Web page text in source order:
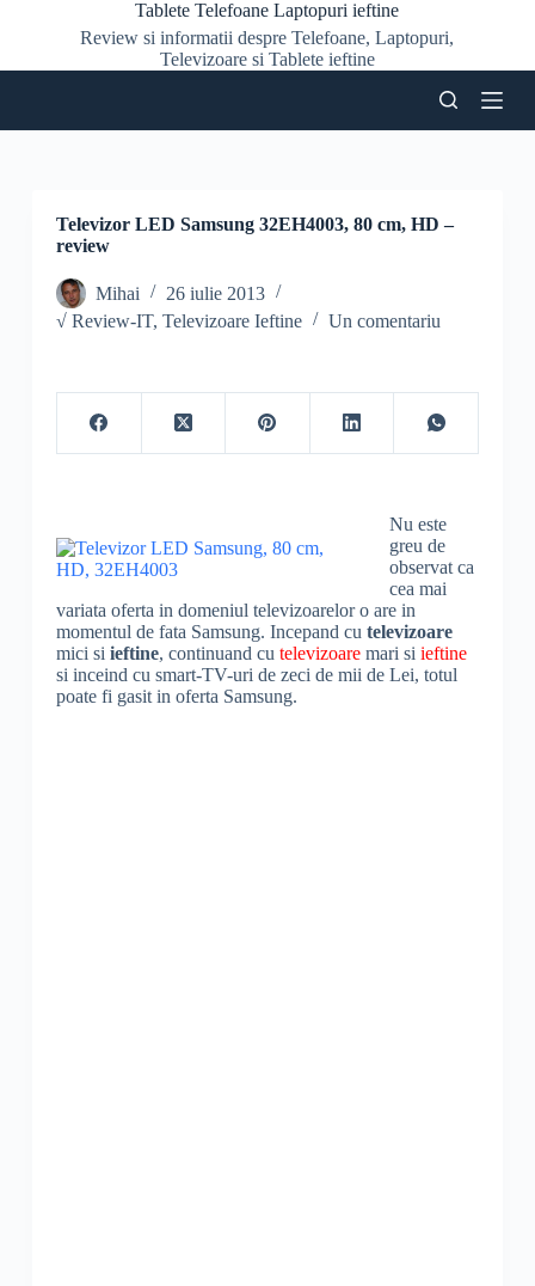
a
Tablete Telefoane Laptopuri ieftine
Review si informatii despre Telefoane, Laptopuri,
Televizoare si Tablete ieftine
Televizor LED Samsung 32EH4003, 80 cm, HD –
review
Mihai
26 iulie 2013
√ Review-IT, Televizoare Ieftine Un comentariu
Nu este
greu de
observat ca
cea mai
variata oferta in domeniul televizoarelor o are in
momentul de fata Samsung. Incepand cu televizoare
mici si ieftine, continuand cu televizoaremari si ieftine
si inceind cu smart-TV-uri de zeci de mii de Lei, totul
poate fi gasit in oferta Samsung.